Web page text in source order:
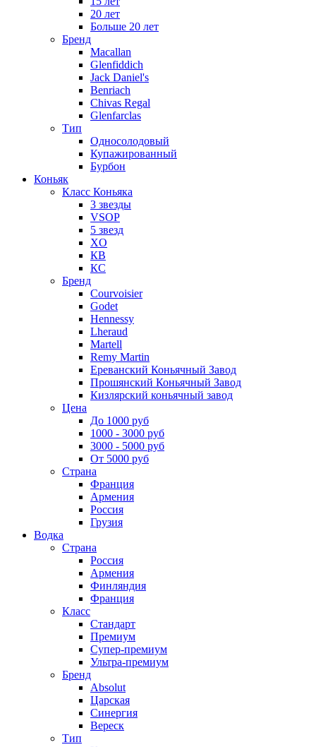
20 лет
Больше 20 лет
Бренд
Macallan
Glenfiddich
Jack Daniel's
Benriach
Chivas Regal
Glenfarclas
Тип
Односолодовый
Купажированный
Бурбон
Коньяк
Класс Коньяка
3 звезды
VSOP
5 звезд
XO
КВ
КС
Бренд
Courvoisier
Godet
Hennessy
Lheraud
Martell
Remy Martin
Ереванский Коньячный Завод
Прошянский Коньячный Завод
Кизлярский коньячный завод
Цена
До 1000 руб
1000 - 3000 руб
3000 - 5000 руб
От 5000 руб
Страна
Франция
Армения
Россия
Грузия
Водка
Страна
Россия
Армения
Финляндия
Франция
Класс
Стандарт
Премиум
Супер-премиум
Ультра-премиум
Бренд
Absolut
Царская
Синергия
Вереск
Тип